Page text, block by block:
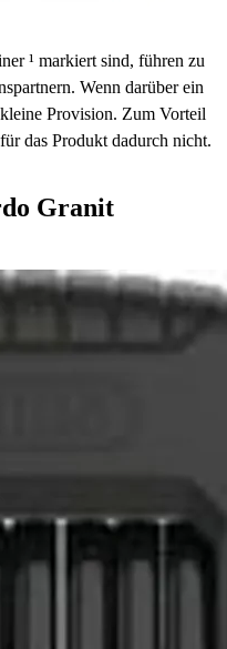
¹ markiert sind, führen zu
Wenn darüber ein
Provision. Zum Vorteil
das Produkt dadurch nicht.
Granit